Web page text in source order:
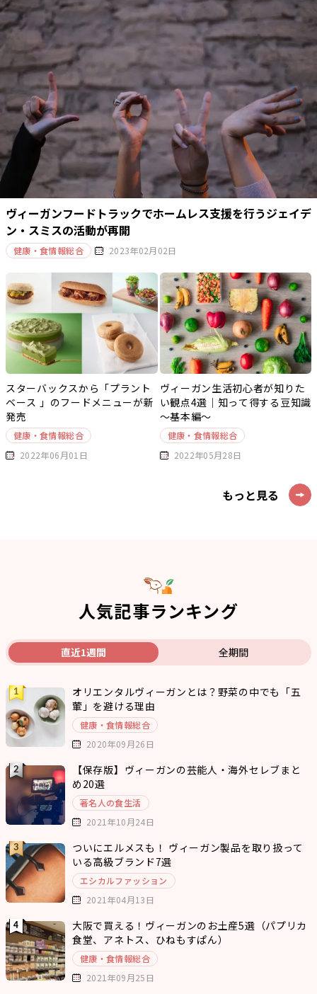
ヴィーガンフードトラックでホームレス支援を行うジェイデ
ン・スミスの活動が再開
健康・食情報総合 2023年02月02日
スターバックスから「プラント
ベース 」のフードメニューが新
発売
健康・食情報総合
2022年06月01日
ヴィーガン生活初心者が知りた
い観点4選｜知って得する豆知識
～基本編～
健康・食情報総合
2022年05月28日
もっと見る
人気記事ランキング
直近1週間 全期間
オリエンタルヴィーガンとは？野菜の中でも「五
葷」を避ける理由
健康・食情報総合
2020年09月26日
【保存版】ヴィーガンの芸能人・海外セレブまと
め20選
著名人の食生活
2021年10月24日
ついにエルメスも！ ヴィーガン製品を取り扱って
いる高級ブランド7選
エシカルファッション
2021年04月13日
大阪で買える！ヴィーガンのお土産5選（パプリカ
食堂、アネトス、ひねもすぱん）
健康・食情報総合
2021年09月25日